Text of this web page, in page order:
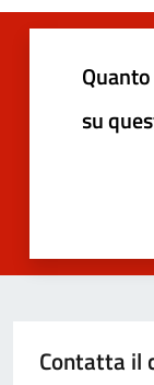
su
Contatta il